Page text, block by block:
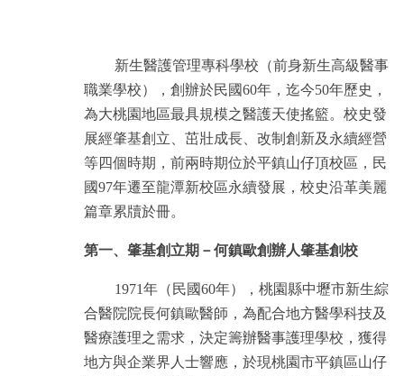
新生醫護管理專科學校（前身新生高級醫事
職業學校），創辦於民國60年，迄今50年歷史，
為大桃園地區最具規模之醫護天使搖籃。校史發
展經肇基創立、茁壯成長、改制創新及永續經營
等四個時期，前兩時期位於平鎮山仔頂校區，民
國97年遷至龍潭新校區永續發展，校史沿革美麗
篇章累牘於冊。
第一、肇基創立期－何鎮歐創辦人肇基創校
1971年（民國60年），桃園縣中壢市新生綜
合醫院院長何鎮歐醫師，為配合地方醫學科技及
醫療護理之需求，決定籌辦醫事護理學校，獲得
地方與企業界人士響應，於現桃園市平鎮區山仔